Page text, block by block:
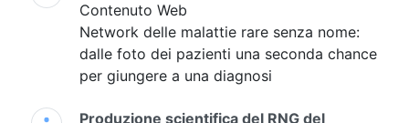
Contenuto Web
Network delle malattie rare senza nome:
dalle foto dei pazienti una seconda chance
per giungere a una diagnosi
Produzione scientifica del RNG del